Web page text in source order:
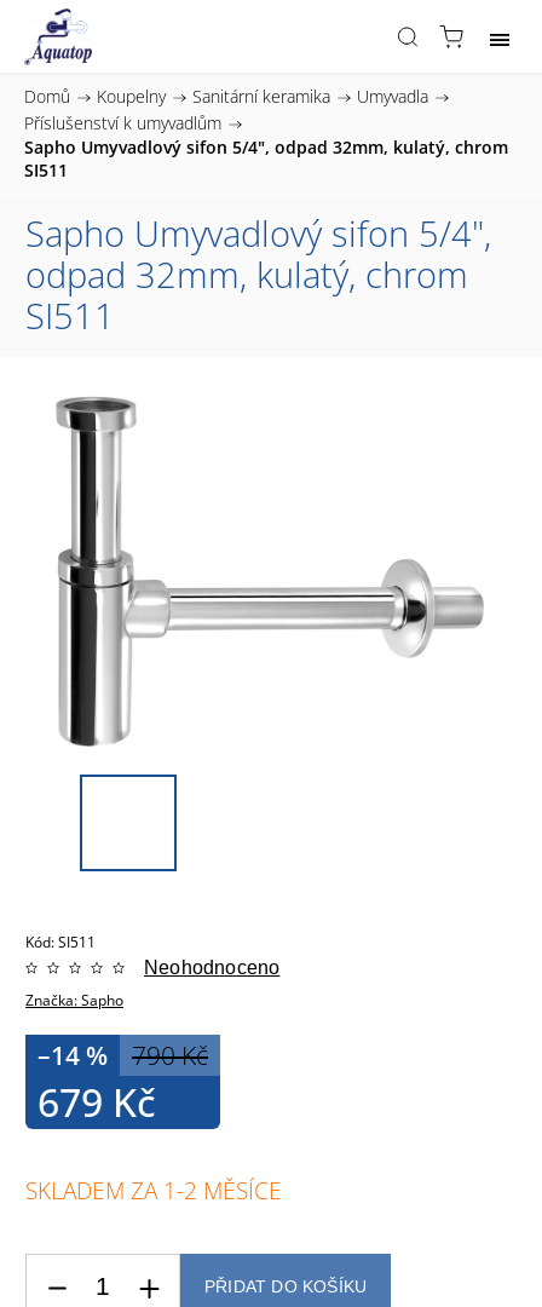
Domů / Koupelny / Sanitární keramika / Umyvadla /
Příslušenství k umyvadlům /
Sapho Umyvadlový sifon 5/4", odpad 32mm, kulatý, chrom
SI511
Sapho Umyvadlový sifon 5/4",
odpad 32mm, kulatý, chrom
SI511
Kód:SI511
Značka:Sapho
Neohodnoceno
790 Kč
–14 %
679 Kč
SKLADEM ZA 1-2 MĚSÍCE
PŘIDAT DO KOŠÍKU